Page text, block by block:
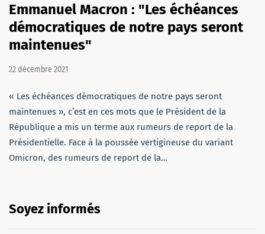
Emmanuel Macron : "Les échéances
démocratiques de notre pays seront
maintenues"
22 décembre 2021
« Les échéances démocratiques de notre pays seront
maintenues », c’est en ces mots que le Président de la
République a mis un terme aux rumeurs de report de la
Présidentielle. Face à la poussée vertigineuse du variant
Omicron, des rumeurs de report de la…
Soyez informés